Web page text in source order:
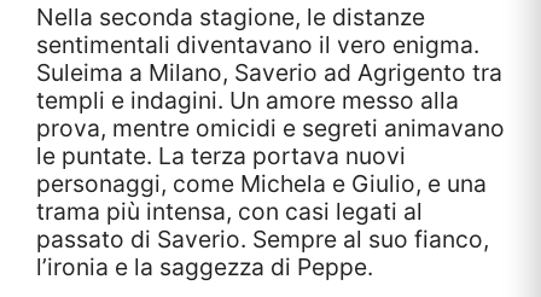
Nella seconda stagione, le distanze
sentimentali diventavano il vero enigma.
Suleima a Milano, Saverio ad Agrigento tra
templi e indagini. Un amore messo alla
prova, mentre omicidi e segreti animavano
le puntate. La terza portava nuovi
personaggi, come Michela e Giulio, e una
trama più intensa, con casi legati al
passato di Saverio. Sempre al suo fianco,
l’ironia e la saggezza di Peppe.